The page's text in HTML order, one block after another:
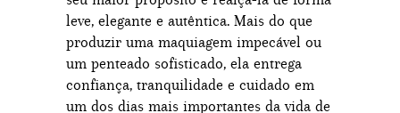
leve, elegante e autêntica. Mais do que
produzir uma maquiagem impecável ou
um penteado sofisticado, ela entrega
confiança, tranquilidade e cuidado em
um dos dias mais importantes da vida de